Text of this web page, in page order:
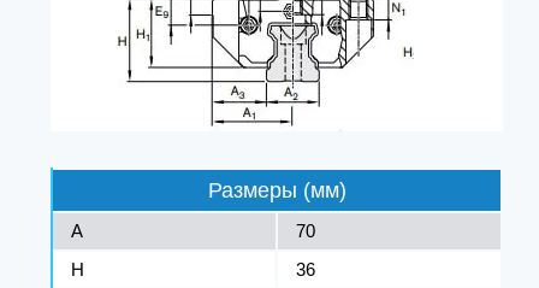
Размеры (мм)
A
70
H
36